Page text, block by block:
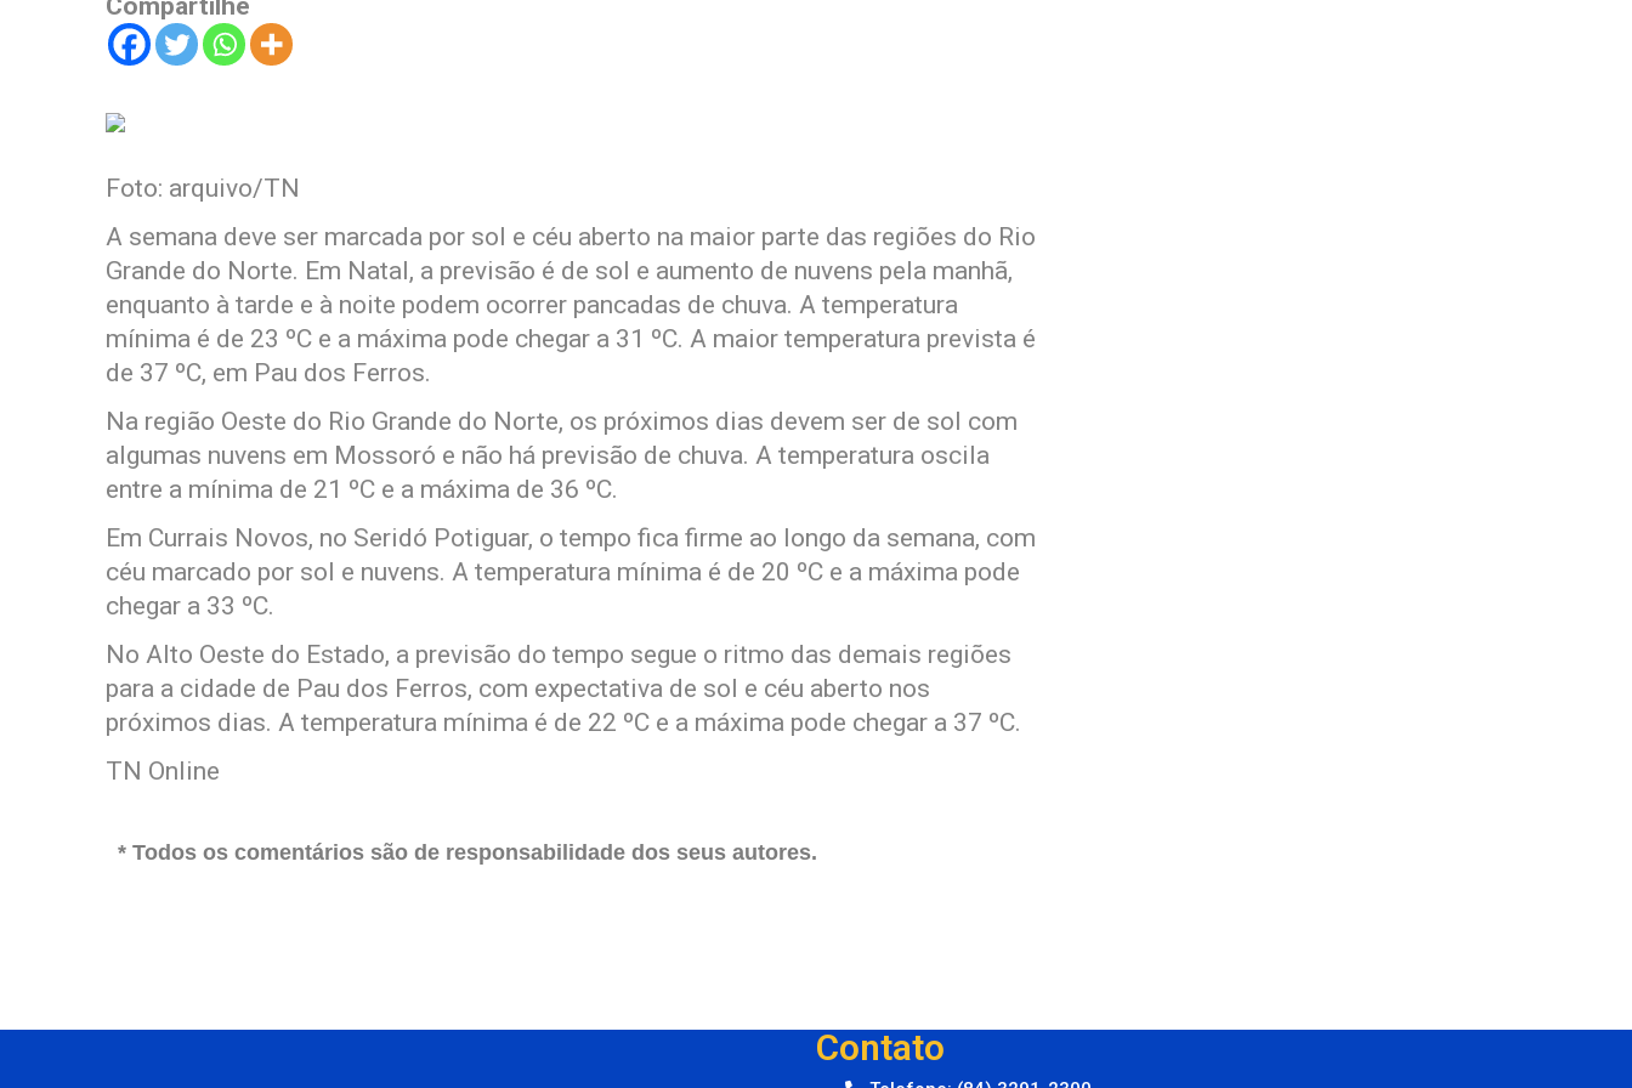
Compartilhe
Foto: arquivo/TN
A semana deve ser marcada por sol e céu aberto na maior parte das regiões do Rio
Grande do Norte. Em Natal, a previsão é de sol e aumento de nuvens pela manhã,
enquanto à tarde e à noite podem ocorrer pancadas de chuva. A temperatura
mínima é de 23 ºC e a máxima pode chegar a 31 ºC. A maior temperatura prevista é
de 37 ºC, em Pau dos Ferros.
Na região Oeste do Rio Grande do Norte, os próximos dias devem ser de sol com
algumas nuvens em Mossoró e não há previsão de chuva. A temperatura oscila
entre a mínima de 21 ºC e a máxima de 36 ºC.
Em Currais Novos, no Seridó Potiguar, o tempo fica firme ao longo da semana, com
céu marcado por sol e nuvens. A temperatura mínima é de 20 ºC e a máxima pode
chegar a 33 ºC.
No Alto Oeste do Estado, a previsão do tempo segue o ritmo das demais regiões
para a cidade de Pau dos Ferros, com expectativa de sol e céu aberto nos
próximos dias. A temperatura mínima é de 22 ºC e a máxima pode chegar a 37 ºC.
TN Online
* Todos os comentários são de responsabilidade dos seus autores.
Contato